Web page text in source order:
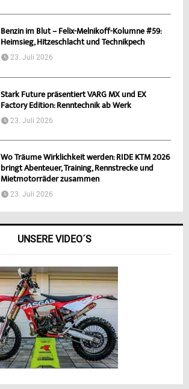
Benzin im Blut – Felix-Melnikoff-Kolumne #59:
Heimsieg, Hitzeschlacht und Technikpech
23. Juli 2026
Stark Future präsentiert VARG MX und EX
Factory Edition: Renntechnik ab Werk
23. Juli 2026
Wo Träume Wirklichkeit werden: RIDE KTM 2026
bringt Abenteuer, Training, Rennstrecke und
Mietmotorräder zusammen
23. Juli 2026
UNSERE VIDEO´S